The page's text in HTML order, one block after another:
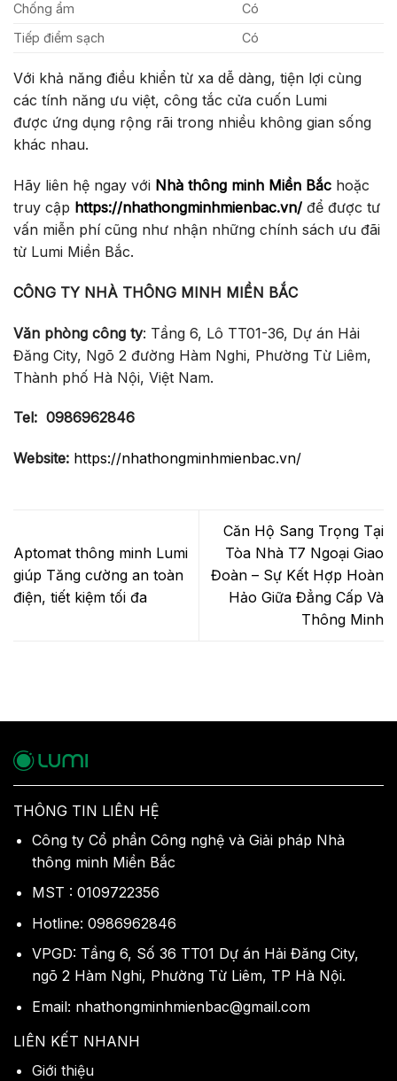
Chống ẩm
Có
Tiếp điểm sạch
Có
Với khả năng điều khiển từ xa dễ dàng, tiện lợi cùng
các tính năng ưu việt, công tắc cửa cuốn Lumi
được ứng dụng rộng rãi trong nhiều không gian sống
khác nhau.
Hãy liên hệ ngay với Nhà thông minh Miền Bắc hoặc
truy cập https://nhathongminhmienbac.vn/ để được tư
vấn miễn phí cũng như nhận những chính sách ưu đãi
từ Lumi Miền Bắc.
CÔNG TY NHÀ THÔNG MINH MIỀN BẮC
Văn phòng công ty: Tầng 6, Lô TT01-36, Dự án Hải
Đăng City, Ngõ 2 đường Hàm Nghi, Phường Từ Liêm,
Thành phố Hà Nội, Việt Nam.
Tel: 0986962846
Website: https://nhathongminhmienbac.vn/
Aptomat thông minh Lumi
giúp Tăng cường an toàn
điện, tiết kiệm tối đa
Căn Hộ Sang Trọng Tại
Tòa Nhà T7 Ngoại Giao
Đoàn – Sự Kết Hợp Hoàn
Hảo Giữa Đẳng Cấp Và
Thông Minh
THÔNG TIN LIÊN HỆ
Công ty Cổ phần Công nghệ và Giải pháp Nhà
thông minh Miền Bắc
MST : 0109722356
Hotline: 0986962846
VPGD: Tầng 6, Số 36 TT01 Dự án Hải Đăng City,
ngõ 2 Hàm Nghi, Phường Từ Liêm, TP Hà Nội.
Email: nhathongminhmienbac@gmail.com
LIÊN KẾT NHANH
Giới thiệu